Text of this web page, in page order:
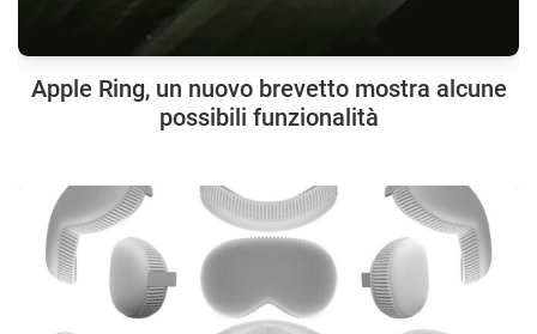
Apple Ring, un nuovo brevetto mostra alcune
possibili funzionalità